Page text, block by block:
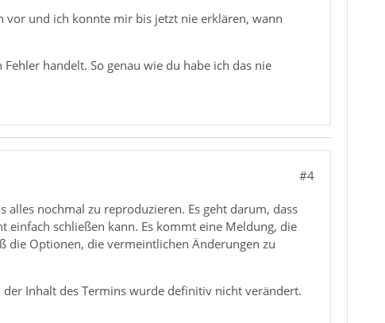
und ich konnte mir bis jetzt nie erklären, wann
handelt. So genau wie du habe ich das nie
#4
nochmal zu reproduzieren. Es geht darum, dass
einfach schließen kann. Es kommt eine Meldung, die
die Optionen, die vermeintlichen Änderungen zu
Inhalt des Termins wurde definitiv nicht verändert.